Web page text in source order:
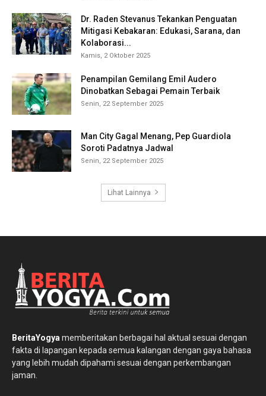
Dr. Raden Stevanus Tekankan Penguatan
Mitigasi Kebakaran: Edukasi, Sarana, dan
Kolaborasi...
Kamis, 2 Oktober 2025
Penampilan Gemilang Emil Audero
Dinobatkan Sebagai Pemain Terbaik
Senin, 22 September 2025
Man City Gagal Menang, Pep Guardiola
Soroti Padatnya Jadwal
Senin, 22 September 2025
Lihat Lainnya
BeritaYogya memberitakan berbagai hal aktual sesuai dengan
fakta di lapangan kepada semua kalangan dengan gaya bahasa
yang lebih mudah dipahami sesuai dengan perkembangan
jaman.